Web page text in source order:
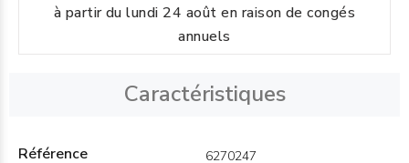
à partir du lundi 24 août en raison de congés
annuels
Caractéristiques
Référence 6270247